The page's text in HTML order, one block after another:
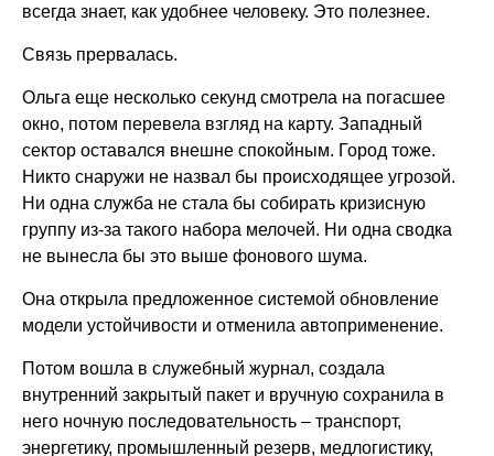
всегда знает, как удобнее человеку. Это полезнее.
Связь прервалась.
Ольга еще несколько секунд смотрела на погасшее
окно, потом перевела взгляд на карту. Западный
сектор оставался внешне спокойным. Город тоже.
Никто снаружи не назвал бы происходящее угрозой.
Ни одна служба не стала бы собирать кризисную
группу из-за такого набора мелочей. Ни одна сводка
не вынесла бы это выше фонового шума.
Она открыла предложенное системой обновление
модели устойчивости и отменила автоприменение.
Потом вошла в служебный журнал, создала
внутренний закрытый пакет и вручную сохранила в
него ночную последовательность – транспорт,
энергетику, промышленный резерв, медлогистику,